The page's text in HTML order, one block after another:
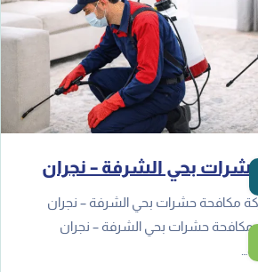
بحي الشرفة – نجران
المقال 1. شركة مكافحة حشرات بحي الشرفة – نجران
شركة مكافحة حشرات بحي الشرفة – نجران